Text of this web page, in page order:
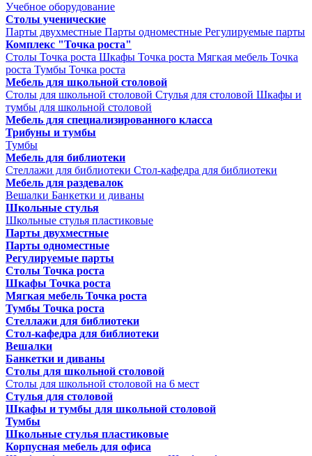
Учебное оборудование
Столы ученические
Парты двухместные Парты одноместные Регулируемые парты
Комплекс "Точка роста"
Столы Точка роста Шкафы Точка роста Мягкая мебель Точка
роста Тумбы Точка роста
Мебель для школьной столовой
Столы для школьной столовой Стулья для столовой Шкафы и
тумбы для школьной столовой
Мебель для специализированного класса
Трибуны и тумбы
Тумбы
Мебель для библиотеки
Стеллажи для библиотеки Стол-кафедра для библиотеки
Мебель для раздевалок
Вешалки Банкетки и диваны
Школьные стулья
Школьные стулья пластиковые
Парты двухместные
Парты одноместные
Регулируемые парты
Столы Точка роста
Шкафы Точка роста
Мягкая мебель Точка роста
Тумбы Точка роста
Стеллажи для библиотеки
Стол-кафедра для библиотеки
Вешалки
Банкетки и диваны
Столы для школьной столовой
Столы для школьной столовой на 6 мест
Стулья для столовой
Шкафы и тумбы для школьной столовой
Тумбы
Школьные стулья пластиковые
Корпусная мебель для офиса